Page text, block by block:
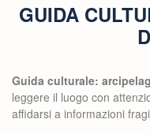
GUIDA
Guida culturale:
leggere il luogo con
affidarsi a informazioni